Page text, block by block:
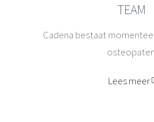
TEAM
Cadena bestaat
Lees meer